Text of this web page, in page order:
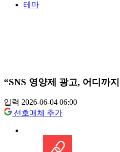
테마
“SNS 영양제 광고, 어디까
입력 2026-06-04 06:00
선호매체 추가